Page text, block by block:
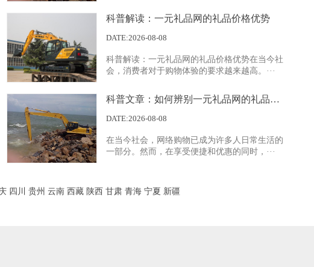
案例展示四
案例展示一
科普解读：一元礼品网的礼品价格优势
DATE:2026-08-08
科普解读：一元礼品网的礼品价格优势在当今社
会，消费者对于购物体验的要求越来越高。···
科普文章：如何辨别一元礼品网的礼品质量
DATE:2026-08-08
在当今社会，网络购物已成为许多人日常生活的
一部分。然而，在享受便捷和优惠的同时，···
四川 贵州 云南 西藏 陕西 甘肃 青海 宁夏 新疆